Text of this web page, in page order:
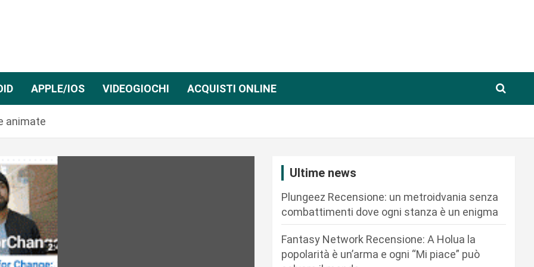
APPLE/IOS VIDEOGIOCHI ACQUISTI ONLINE
animate
Ultime news
Plungeez Recensione: un metroidvania senza
combattimenti dove ogni stanza è un enigma
Fantasy Network Recensione: A Holua la
popolarità è un’arma e ogni “Mi piace” può